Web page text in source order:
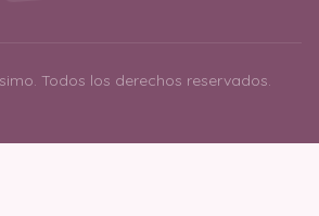
Todos los derechos reservados.